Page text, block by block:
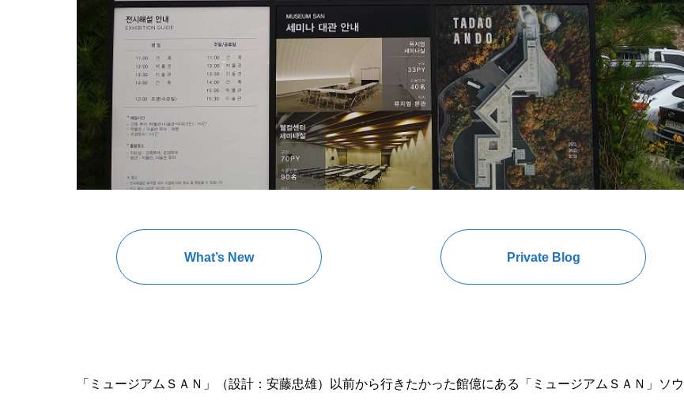
What’s New Private Blog
「ミュージアムＳＡＮ」（設計：安藤忠雄）以前から行きたかった館億にある「ミュージアムＳＡＮ」ソウ